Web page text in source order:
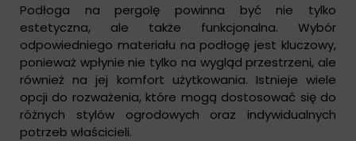
Podłoga na pergolę powinna być nie tylko
estetyczna, ale także funkcjonalna. Wybór
odpowiedniego materiału na podłogę jest kluczowy,
ponieważ wpłynie nie tylko na wygląd przestrzeni, ale
również na jej komfort użytkowania. Istnieje wiele
opcji do rozważenia, które mogą dostosować się do
różnych stylów ogrodowych oraz indywidualnych
potrzeb właścicieli.